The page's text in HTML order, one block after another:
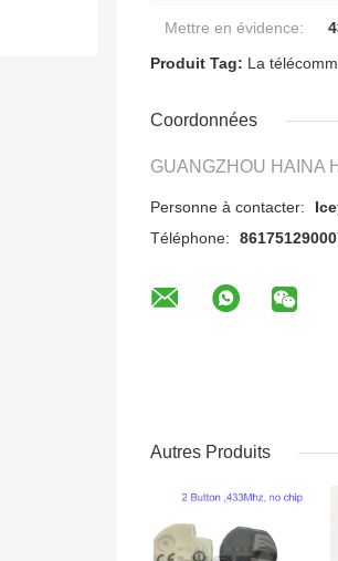
Mettre en évidence:
Produit Tag: La
Coordonnées
GUANGZHOU HAINA
Personne à contacter:
Téléphone:
Autres Produits